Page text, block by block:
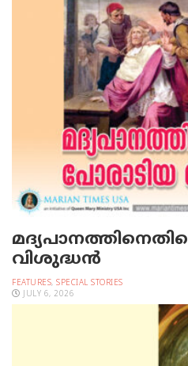
വിശുദ്ധന്‍
FEATURES, SPECIAL STORIES
JULY 6, 2026